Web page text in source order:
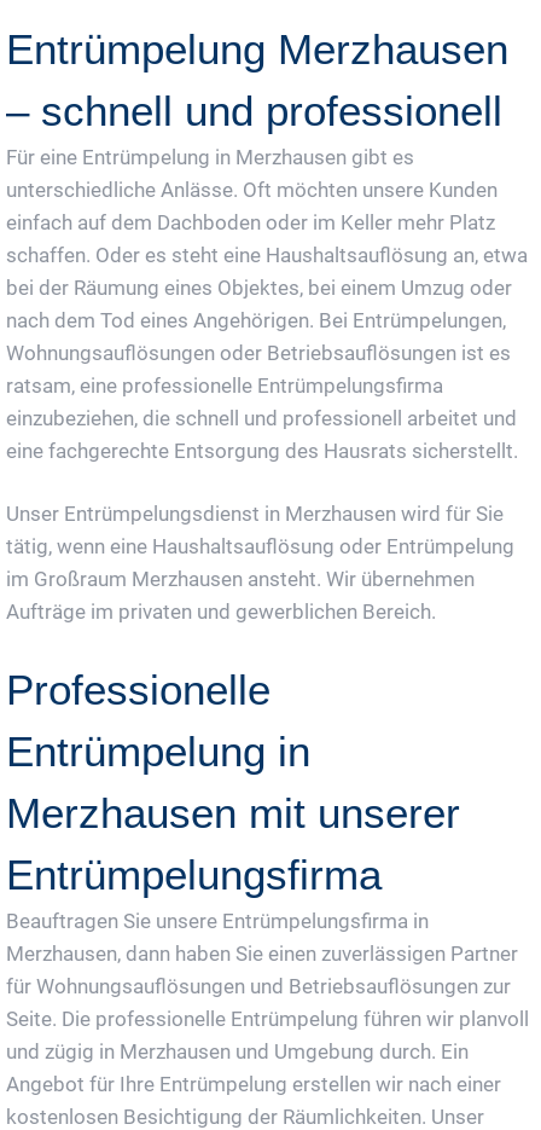
Entrümpelung Merzhausen
– schnell und professionell
Für eine Entrümpelung in Merzhausen gibt es
unterschiedliche Anlässe. Oft möchten unsere Kunden
einfach auf dem Dachboden oder im Keller mehr Platz
schaffen. Oder es steht eine Haushaltsauflösung an, etwa
bei der Räumung eines Objektes, bei einem Umzug oder
nach dem Tod eines Angehörigen. Bei Entrümpelungen,
Wohnungsauflösungen oder Betriebsauflösungen ist es
ratsam, eine professionelle Entrümpelungsfirma
einzubeziehen, die schnell und professionell arbeitet und
eine fachgerechte Entsorgung des Hausrats sicherstellt.
Unser Entrümpelungsdienst in Merzhausen wird für Sie
tätig, wenn eine Haushaltsauflösung oder Entrümpelung
im Großraum Merzhausen ansteht. Wir übernehmen
Aufträge im privaten und gewerblichen Bereich.
Professionelle
Entrümpelung in
Merzhausen mit unserer
Entrümpelungsfirma
Beauftragen Sie unsere Entrümpelungsfirma in
Merzhausen, dann haben Sie einen zuverlässigen Partner
für Wohnungsauflösungen und Betriebsauflösungen zur
Seite. Die professionelle Entrümpelung führen wir planvoll
und zügig in Merzhausen und Umgebung durch. Ein
Angebot für Ihre Entrümpelung erstellen wir nach einer
kostenlosen Besichtigung der Räumlichkeiten. Unser